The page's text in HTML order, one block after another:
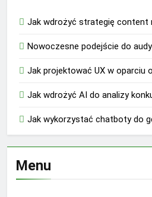
Jak wdrożyć strategię content
Nowoczesne podejście do
Jak projektować UX w oparciu
Jak wdrożyć AI do analizy
Jak wykorzystać chatboty do
Menu